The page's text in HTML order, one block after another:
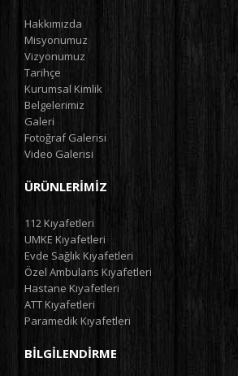
Hakkımızda
Misyonumuz
Vizyonumuz
Tarihçe
Kurumsal Kimlik
Belgelerimiz
Galeri
Fotoğraf Galerisi
Video Galerisi
ÜRÜNLERIMIZ
112 Kıyafetleri
UMKE Kıyafetleri
Evde Sağlık Kıyafetleri
Özel Ambulans Kıyafetleri
Hastane Kıyafetleri
ATT Kıyafetleri
Paramedik Kıyafetleri
BILGILENDIRME